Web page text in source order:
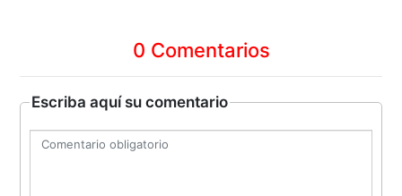
0 Comentarios
Escriba aquí su comentario